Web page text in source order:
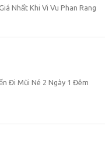
Nhất Khi Vi Vu Phan Rang
Đi Mũi Né 2 Ngày 1 Đêm